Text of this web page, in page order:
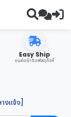
Easy Ship
ขนส่งเข้ารับพัสดุถึงที่
งแจ้ง]